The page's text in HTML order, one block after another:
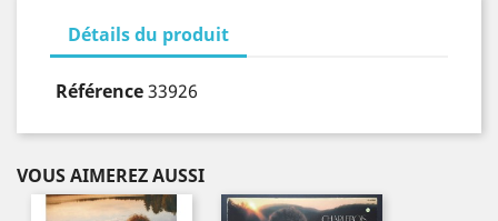
Détails du produit
Référence33926
VOUS AIMEREZ AUSSI